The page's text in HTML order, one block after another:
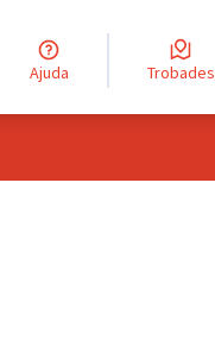
Elegir el idioma
Ajuda Trobades